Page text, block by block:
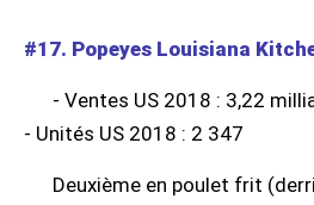
#17. Popeyes Louisiana
- Ventes US 2018 : 3,22
- Unités US 2018 : 2 347
Deuxième en poulet frit